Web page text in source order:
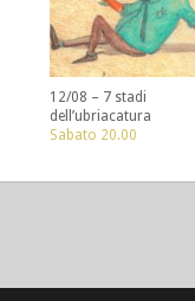
12/08 – 7 stadi
dell’ubriacatura
Sabato 20.00